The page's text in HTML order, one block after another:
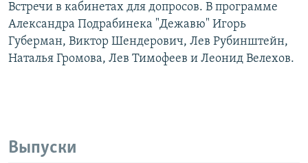
Встречи в кабинетах для допросов. В программе
Александра Подрабинека "Дежавю" Игорь
Губерман, Виктор Шендерович, Лев Рубинштейн,
Наталья Громова, Лев Тимофеев и Леонид Велехов.
Выпуски